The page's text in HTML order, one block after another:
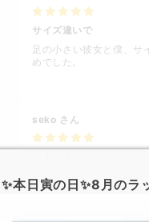
サイズ違いで
足の小さい彼女と僕、
めでした。
seko さん
年齢高めですが、大人
✨本日寅の日✨8月のラ